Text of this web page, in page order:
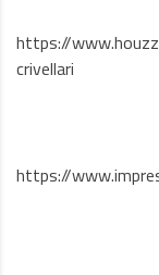
https://
crivellari
https://